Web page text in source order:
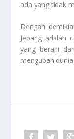
ada yang tidak
Dengan
Jepang adalah
yang berani
mengubah dunia.